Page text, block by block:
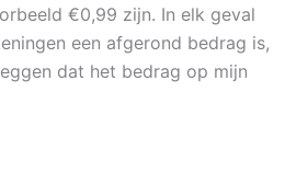
€0,99 zijn. In elk geval
een afgerond bedrag is,
dat het bedrag op mijn